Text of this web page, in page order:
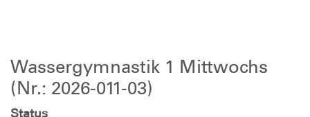
Wassergymnastik 1 Mittwochs
(Nr.: 2026-011-03)
Status